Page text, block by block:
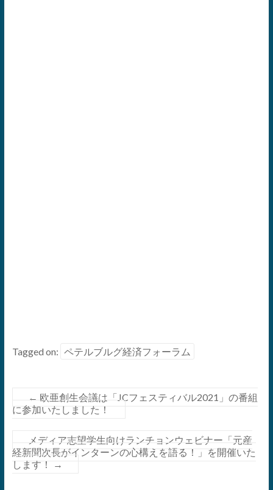
Tagged on: ペテルブルグ経済フォーラム
← 欧亜創生会議は「JCフェスティバル2021」の番組
に参加いたしました！
メディア志望学生向けランチョンウェビナー「元産
経新聞次長がインターンの心構えを語る！」を開催いた
します！
→